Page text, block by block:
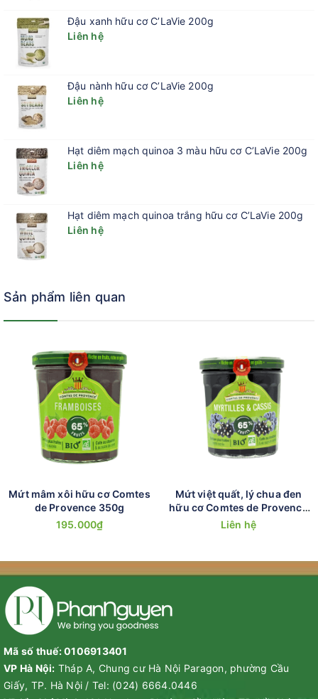
Đậu xanh hữu cơ C’LaVie 200g
Liên hệ
Đậu nành hữu cơ C’LaVie 200g
Liên hệ
Hạt diêm mạch quinoa 3 màu hữu cơ C’LaVie 200g
Liên hệ
Hạt diêm mạch quinoa trắng hữu cơ C’LaVie 200g
Liên hệ
Sản phẩm liên quan
Mứt mâm xôi hữu cơ Comtes
de Provence 350g
195.000₫
Mứt việt quất, lý chua đen
hữu cơ Comtes de Provence
350g
Liên hệ
Mã số thuế: 0106913401
VP Hà Nội: Tháp A, Chung cư Hà Nội Paragon, phường Cầu
Giấy, TP. Hà Nội / Tel: (024) 6664.0446